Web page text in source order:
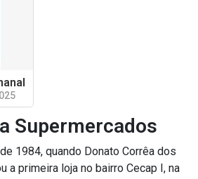
Supermercados
1984, quando Donato Corrêa dos
a primeira loja no bairro Cecap I, na